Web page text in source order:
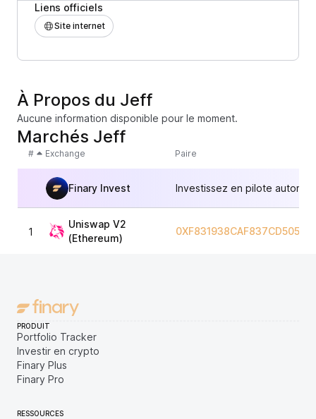
Liens officiels
Site internet
À Propos du Jeff
Aucune information disponible pour le moment.
Marchés Jeff
# Exchange Paire
Finary Invest Investissez en pilote
1
Uniswap V2
(Ethereum)
PRODUIT
Portfolio Tracker
Investir en crypto
Finary Plus
Finary Pro
RESSOURCES